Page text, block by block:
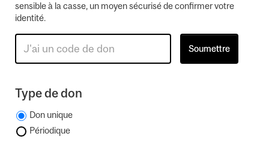
sensible à la casse, un moyen sécurisé de confirmer votre
identité.
Type de don
Don unique
Périodique